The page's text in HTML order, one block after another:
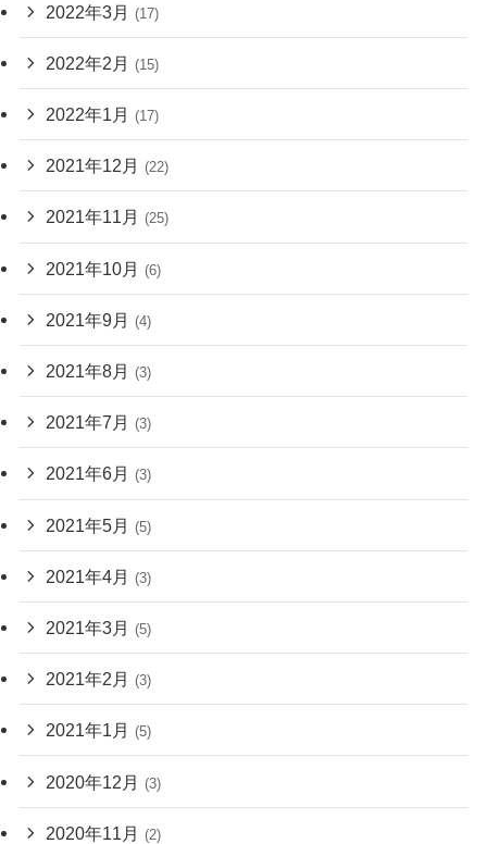
2022年3月 (17)
2022年2月 (15)
2022年1月 (17)
2021年12月 (22)
2021年11月 (25)
2021年10月 (6)
2021年9月 (4)
2021年8月 (3)
2021年7月 (3)
2021年6月 (3)
2021年5月 (5)
2021年4月 (3)
2021年3月 (5)
2021年2月 (3)
2021年1月 (5)
2020年12月 (3)
2020年11月 (2)